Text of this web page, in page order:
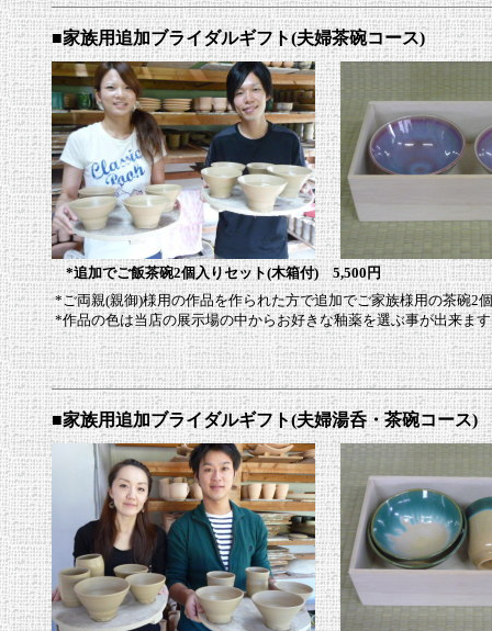
■家族用追加ブライダルギフト(夫婦茶碗コース)
*追加でご飯茶碗2個入りセット(木箱付) 5,500円
*ご両親(親御)様用の作品を作られた方で追加でご家族様用の茶碗2
*作品の色は当店の展示場の中からお好きな釉薬を選ぶ事が出来ま
■家族用追加ブライダルギフト(夫婦湯呑・茶碗コース)